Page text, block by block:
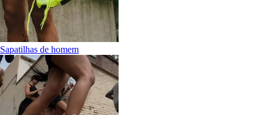
Sapatilhas de homem